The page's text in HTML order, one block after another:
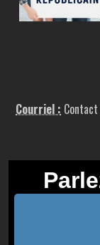
Courriel :